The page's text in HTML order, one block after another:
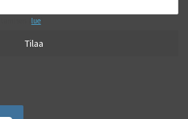
lue
Tilaa